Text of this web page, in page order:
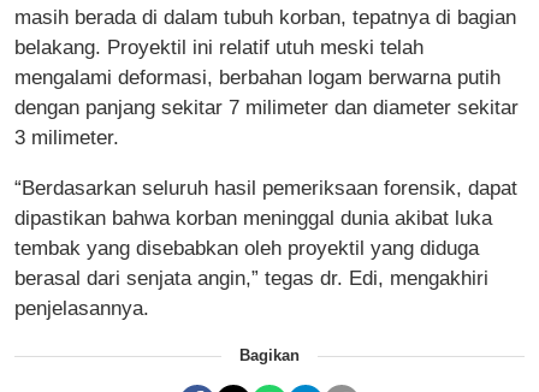
masih berada di dalam tubuh korban, tepatnya di bagian
belakang. Proyektil ini relatif utuh meski telah
mengalami deformasi, berbahan logam berwarna putih
dengan panjang sekitar 7 milimeter dan diameter sekitar
3 milimeter.
“Berdasarkan seluruh hasil pemeriksaan forensik, dapat
dipastikan bahwa korban meninggal dunia akibat luka
tembak yang disebabkan oleh proyektil yang diduga
berasal dari senjata angin,” tegas dr. Edi, mengakhiri
penjelasannya.
Bagikan